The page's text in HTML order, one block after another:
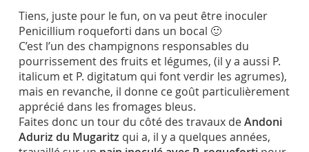
Tiens, juste pour le fun, on va peut être inoculer
Penicillium roqueforti dans un bocal 🙂
C’est l’un des champignons responsables du
pourrissement des fruits et légumes, (il y a aussi P.
italicum et P. digitatum qui font verdir les agrumes),
mais en revanche, il donne ce goût particulièrement
apprécié dans les fromages bleus.
Faites donc un tour du côté des travaux deAndoni
Aduriz du Mugaritz qui a, il y a quelques années,